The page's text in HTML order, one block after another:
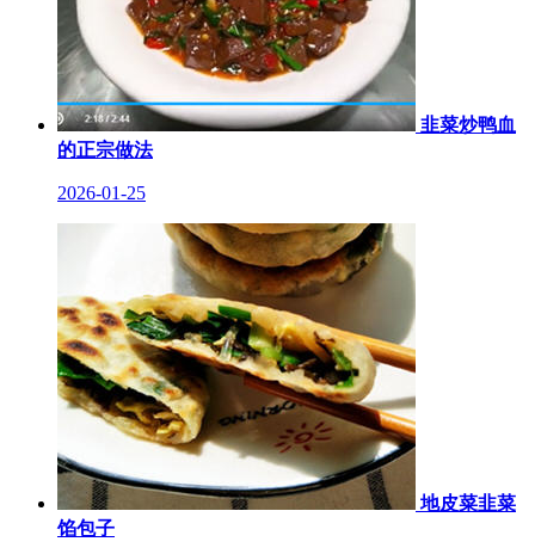
韭菜炒鸭血
的正宗做法
2026-01-25
地皮菜韭菜
馅包子